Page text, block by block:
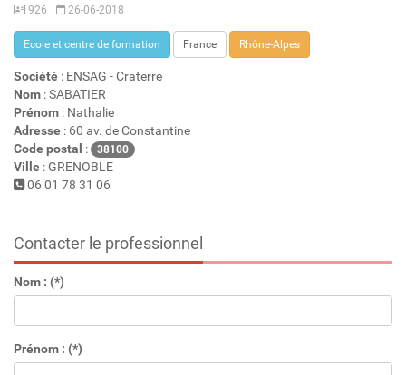
926 26-06-2018
Ecole et centre de formation France Rhône-Alpes
Société : ENSAG - Craterre
Nom : SABATIER
Prénom : Nathalie
Adresse : 60 av. de Constantine
Code postal : 38100
Ville : GRENOBLE
06 01 78 31 06
Contacter le professionnel
Nom : (*)
Prénom : (*)